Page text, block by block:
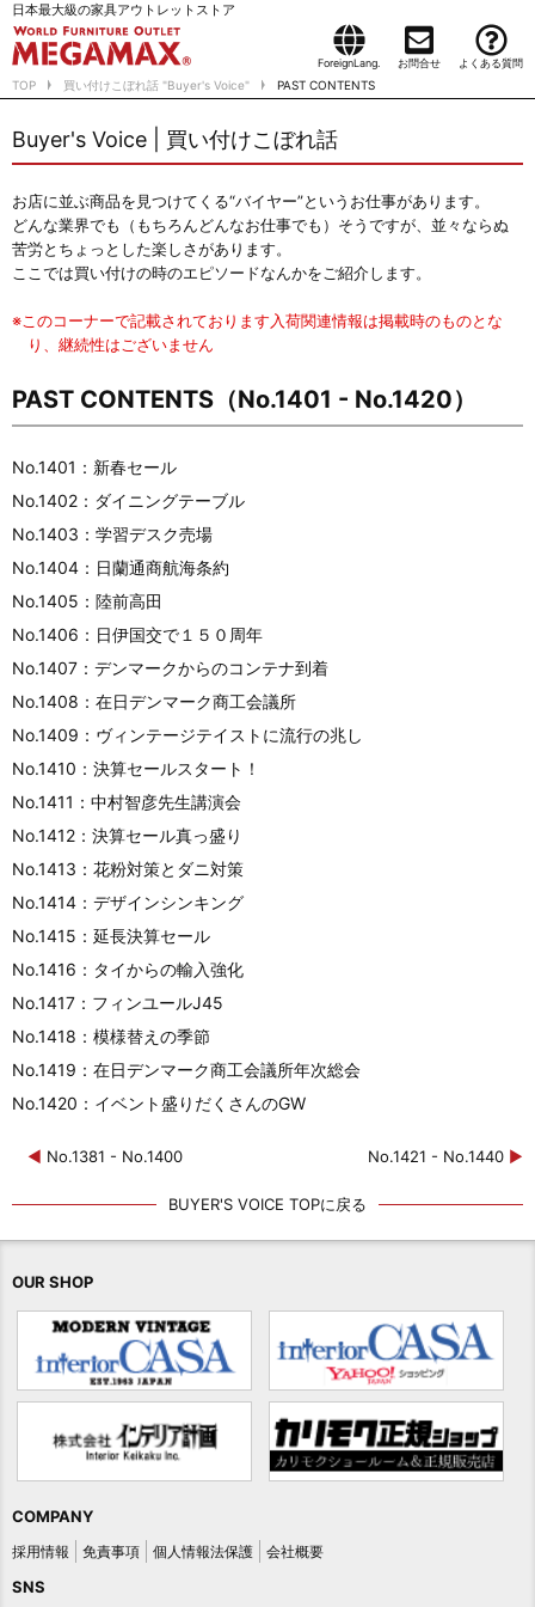
日本最大級の家具アウトレットストア
ForeignLang. お問合せ よくある質問
TOP 買い付けこぼれ話 "Buyer's Voice" PAST CONTENTS
Buyer's Voice | 買い付けこぼれ話
お店に並ぶ商品を見つけてくる“バイヤー”というお仕事があります。
どんな業界でも（もちろんどんなお仕事でも）そうですが、並々ならぬ
苦労とちょっとした楽しさがあります。
ここでは買い付けの時のエピソードなんかをご紹介します。
※このコーナーで記載されております入荷関連情報は掲載時のものとな
り、継続性はございません
PAST CONTENTS（No.1401 - No.1420）
No.1401：新春セール
No.1402：ダイニングテーブル
No.1403：学習デスク売場
No.1404：日蘭通商航海条約
No.1405：陸前高田
No.1406：日伊国交で１５０周年
No.1407：デンマークからのコンテナ到着
No.1408：在日デンマーク商工会議所
No.1409：ヴィンテージテイストに流行の兆し
No.1410：決算セールスタート！
No.1411：中村智彦先生講演会
No.1412：決算セール真っ盛り
No.1413：花粉対策とダニ対策
No.1414：デザインシンキング
No.1415：延長決算セール
No.1416：タイからの輸入強化
No.1417：フィンユールJ45
No.1418：模様替えの季節
No.1419：在日デンマーク商工会議所年次総会
No.1420：イベント盛りだくさんのGW
◀ No.1381 - No.1400 No.1421 - No.1440 ▶
BUYER'S VOICE TOPに戻る
OUR SHOP
COMPANY
採用情報 免責事項 個人情報法保護 会社概要
SNS